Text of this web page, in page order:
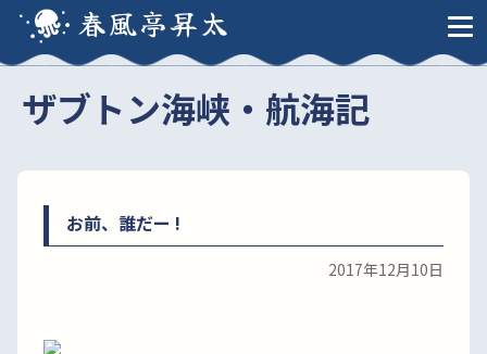
春風亭昇太
ザブトン海峡・航海記
お前、誰だー !
2017年12月10日